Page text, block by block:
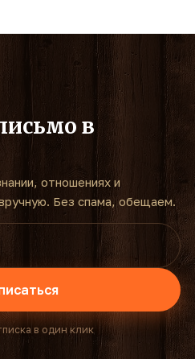
в
отношениях и
Без спама, обещаем.
в один клик